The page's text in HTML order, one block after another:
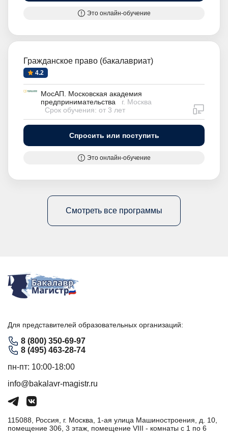
Это онлайн-обучение
Гражданское право (бакалавриат)
4.2
МосАП. Московская академия
предпринимательства
г. Москва
Срок обучения: от 3 лет
Спросить или поступить
Это онлайн-обучение
Смотреть все программы
Для представителей образовательных организаций:
8 (800) 350-69-97
8 (495) 463-28-74
пн-пт: 10:00-18:00
info@bakalavr-magistr.ru
115088, Россия, г. Москва, 1-ая улица Машиностроения, д. 10,
помещение 306, 3 этаж, помещение VIII - комнаты с 1 по 6